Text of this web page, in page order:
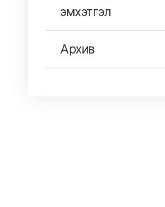
эмхэтгэл
Архив